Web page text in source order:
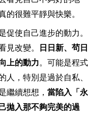
很難平靜與快樂。
促使自己進步的動力。
見改變。
日日新、茍日
上的動力。可能是程式
人，特別是過於自私、
繼續想想， 當陷入「永
拋入那不夠完美的過